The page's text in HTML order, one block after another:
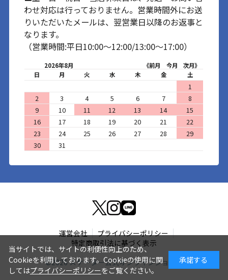
わせ対応は行っておりません。営業時間外にお送
りいただいたメールは、翌営業日以降のお返事と
なります。
（営業時間:平日10:00～12:00/13:00～17:00）
2026年8月 《前月 今月
次月》
日
月 火 水 木 金 土
1
2
3 4 5 6 7
8
9
10 11 12 13 14
15
16
17 18 19 20 21
22
23
24 25 26 27 28
29
30
31
運営会社
プライバシーポリシー
特定商取引法に基づく表示
©2026 スケーター公式オンラインショップ
当サイトでは、サイトの利便性向上のため、
Cookieを利用しております。Cookieの使用に関
してはプライバシーポリシーをご覧ください。
承諾する